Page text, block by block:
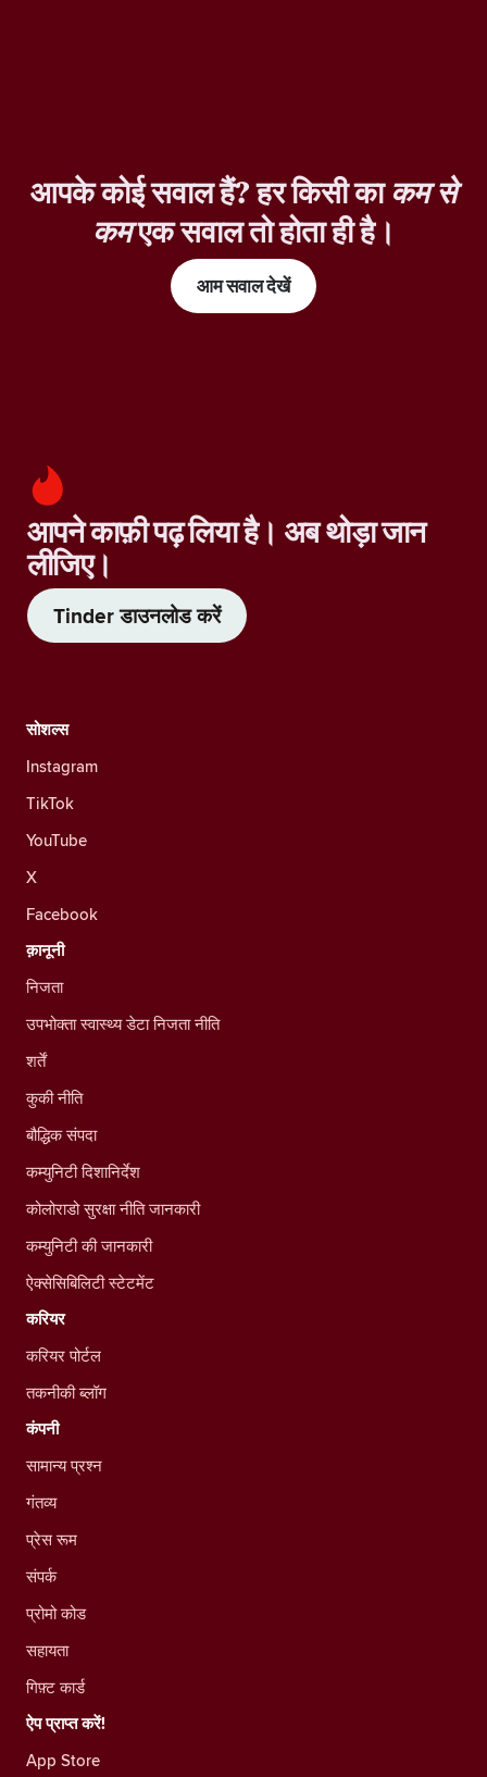
आपके कोई सवाल हैं? हर किसी काकम से
कमएक सवाल तो होता ही है।
आम सवाल देखें
आपने काफ़ी पढ़ लिया है। अब थोड़ा जान
लीजिए।
Tinder डाउनलोड करें
सोशल्स
Instagram
TikTok
YouTube
X
Facebook
क़ानूनी
निजता
उपभोक्ता स्वास्थ्य डेटा निजता नीति
शर्तें
कुकी नीति
बौद्धिक संपदा
कम्युनिटी दिशानिर्देश
कोलोराडो सुरक्षा नीति जानकारी
कम्युनिटी की जानकारी
ऐक्सेसिबिलिटी स्टेटमेंट
करियर
करियर पोर्टल
तकनीकी ब्लॉग
कंपनी
सामान्य प्रश्न
गंतव्य
प्रेस रूम
संपर्क
प्रोमो कोड
सहायता
गिफ़्ट कार्ड
ऐप प्राप्त करें!
App Store